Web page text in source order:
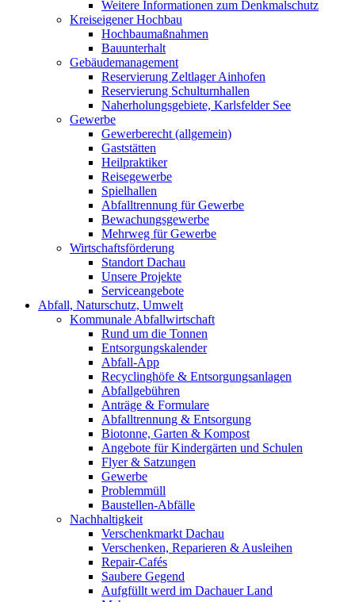
Weitere Informationen zum Denkmalschutz
Kreiseigener Hochbau
Hochbaumaßnahmen
Bauunterhalt
Gebäudemanagement
Reservierung Zeltlager Ainhofen
Reservierung Schulturnhallen
Naherholungsgebiete, Karlsfelder See
Gewerbe
Gewerberecht (allgemein)
Gaststätten
Heilpraktiker
Reisegewerbe
Spielhallen
Abfalltrennung für Gewerbe
Bewachungsgewerbe
Mehrweg für Gewerbe
Wirtschaftsförderung
Standort Dachau
Unsere Projekte
Serviceangebote
Abfall, Naturschutz, Umwelt
Kommunale Abfallwirtschaft
Rund um die Tonnen
Entsorgungskalender
Abfall-App
Recyclinghöfe & Entsorgungsanlagen
Abfallgebühren
Anträge & Formulare
Abfalltrennung & Entsorgung
Biotonne, Garten & Kompost
Angebote für Kindergärten und Schulen
Flyer & Satzungen
Gewerbe
Problemmüll
Baustellen-Abfälle
Nachhaltigkeit
Verschenkmarkt Dachau
Verschenken, Reparieren & Ausleihen
Repair-Cafés
Saubere Gegend
Aufgfüllt werd im Dachauer Land